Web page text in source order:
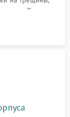
Опрос
посуду,